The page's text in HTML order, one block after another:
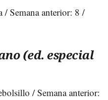
/ Semana anterior: 8 /
(ed. especial
/ Semana anterior: